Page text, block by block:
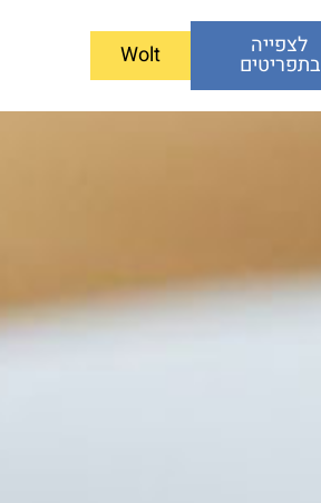
לצפייה
בתפריטים Wolt